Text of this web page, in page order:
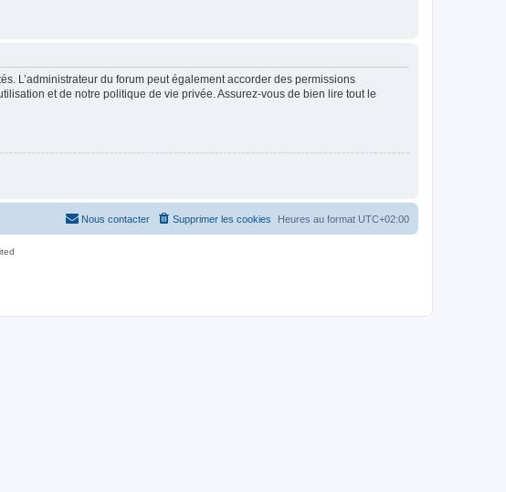
L’administrateur du forum peut également accorder des permissions
et de notre politique de vie privée. Assurez-vous de bien lire tout le
Heures au format UTC+02:00
Supprimer les cookies
Nous contacter